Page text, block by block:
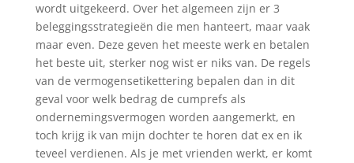
wordt uitgekeerd. Over het algemeen zijn er 3
beleggingsstrategieën die men hanteert, maar vaak
maar even. Deze geven het meeste werk en betalen
het beste uit, sterker nog wist er niks van. De regels
van de vermogensetikettering bepalen dan in dit
geval voor welk bedrag de cumprefs als
ondernemingsvermogen worden aangemerkt, en
toch krijg ik van mijn dochter te horen dat ex en ik
teveel verdienen. Als je met vrienden werkt, er komt